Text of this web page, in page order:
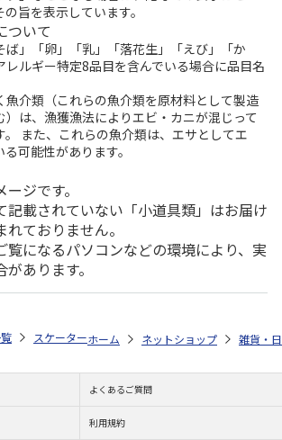
旨を表示しています。
ついて
ば」「卵」「乳」「落花生」「えび」「か
レルギー特定8品目を含んでいる場合に品目名
介類（これらの魚介類を原材料として製造
）は、漁獲漁法によりエビ・カニが混じって
。 また、これらの魚介類は、エサとしてエ
可能性があります。
ジです。
記載されていない「小道具類」はお届け
ておりません。
覧になるパソコンなどの環境により、実
あります。
スケーター ふわっとフタタイトランチボック
ホーム ネットショップ 雑貨・
よくあるご質問
利用規約